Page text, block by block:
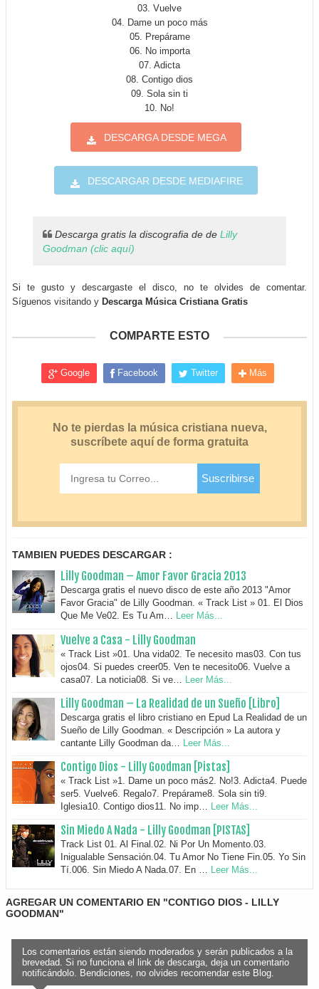
03. Vuelve
04. Dame un poco más
05. Prepárame
06. No importa
07. Adicta
08. Contigo dios
09. Sola sin ti
10. No!
DESCARGA DESDE MEGA
DESCARGAR DESDE MEDIAFIRE
Descarga gratis la discografia de de Lilly
Goodman (clic aquí)
Si te gusto y descargaste el disco, no te olvides de comentar.
Síguenos visitando y Descarga Música Cristiana Gratis
COMPARTE ESTO
Google Facebook Twitter Más
TAMBIEN PUEDES DESCARGAR :
Lilly Goodman – Amor Favor Gracia 2013
Descarga gratis el nuevo disco de este año 2013 "Amor
Favor Gracia" de Lilly Goodman. « Track List » 01. El Dios
Que Me Ve02. Es Tu Am… Leer Más...
Vuelve a Casa - Lilly Goodman
« Track List »01. Una vida02. Te necesito mas03. Con tus
ojos04. Si puedes creer05. Ven te necesito06. Vuelve a
casa07. La noticia08. Si ve…
Leer Más...
Lilly Goodman – La Realidad de un Sueño [Libro]
Descarga gratis el libro cristiano en Epud La Realidad de un
Sueño de Lilly Goodman. « Descripción » La autora y
cantante Lilly Goodman da…
Leer Más...
Contigo Dios - Lilly Goodman [Pistas]
« Track List »1. Dame un poco más2. No!3. Adicta4. Puede
ser5. Vuelve6. Regalo7. Prepárame8. Sola sin ti9.
Iglesia10. Contigo dios11. No imp… Leer Más...
Sin Miedo A Nada - Lilly Goodman [PISTAS]
Track List 01. Al Final.02. Ni Por Un Momento.03.
Inigualable Sensación.04. Tu Amor No Tiene Fin.05. Yo Sin
Tí.006. Sin Miedo A Nada.07. En … Leer Más...
AGREGAR UN COMENTARIO EN "CONTIGO DIOS - LILLY
GOODMAN"
Los comentarios están siendo moderados y serán publicados a la
brevedad. Si no funciona el link de descarga, deja un comentario
notificándolo. Bendiciones, no olvides recomendar este Blog.